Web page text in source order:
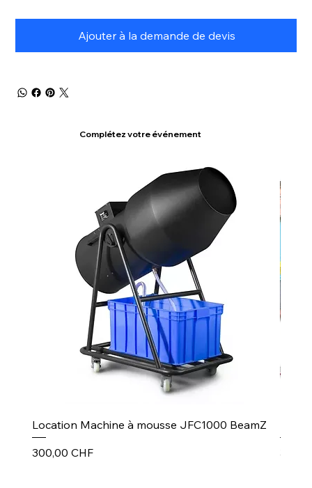
Ajouter à la demande de devis
Complétez votre événement
Location Machine à mousse JFC1000 BeamZ
Prix
300,00 CHF
Prix
30,00